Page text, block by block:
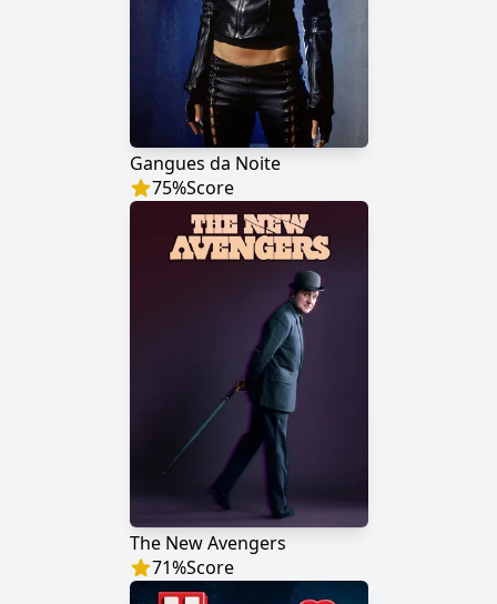
Gangues da Noite
75%Score
The New Avengers
71%Score